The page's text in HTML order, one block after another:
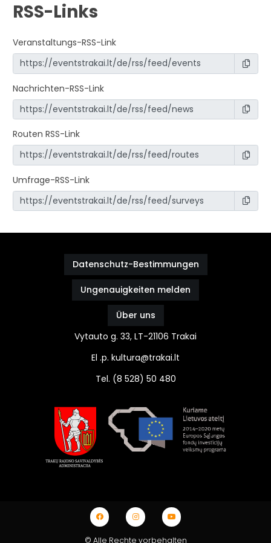
RSS-Links
Veranstaltungs-RSS-Link
Nachrichten-RSS-Link
Routen RSS-Link
Umfrage-RSS-Link
Datenschutz-Bestimmungen
Ungenauigkeiten melden
Über uns
Vytauto g. 33, LT-21106 Trakai
El .p. kultura@trakai.lt
Tel. (8 528) 50 480
© Alle Rechte vorbehalten